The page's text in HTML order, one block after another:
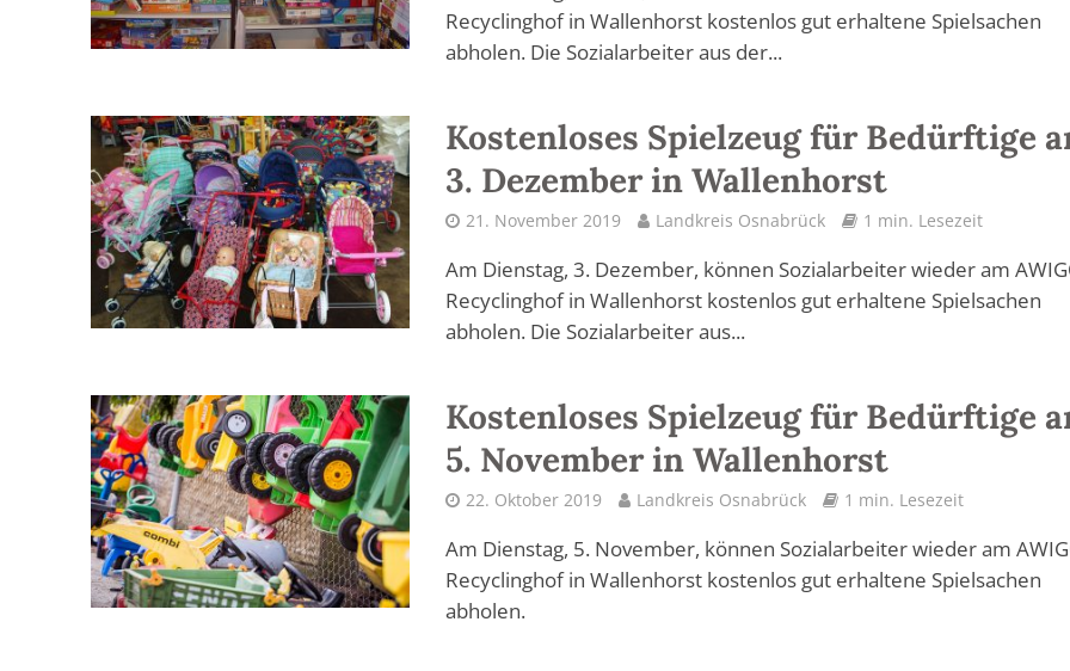
Recyclinghof in Wallenhorst kostenlos gut erhaltene Spielsachen
abholen. Die Sozialarbeiter aus der...
Kostenloses Spielzeug für Bedürftige
3. Dezember in Wallenhorst
21. November 2019 Landkreis Osnabrück 1 min. Lesezeit
Am Dienstag, 3. Dezember, können Sozialarbeiter wieder am
Recyclinghof in Wallenhorst kostenlos gut erhaltene Spielsachen
abholen. Die Sozialarbeiter aus...
Kostenloses Spielzeug für Bedürftige
5. November in Wallenhorst
22. Oktober 2019 Landkreis Osnabrück 1 min. Lesezeit
Am Dienstag, 5. November, können Sozialarbeiter wieder am
Recyclinghof in Wallenhorst kostenlos gut erhaltene Spielsachen
abholen.